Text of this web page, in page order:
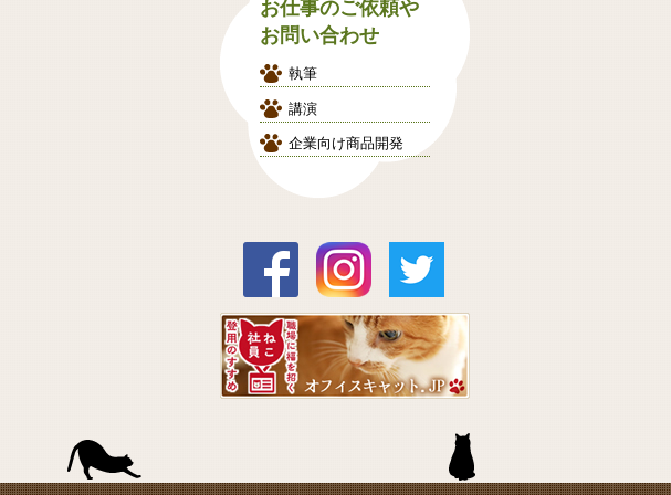
お仕事のご依頼や
お問い合わせ
執筆
講演
企業向け商品開発